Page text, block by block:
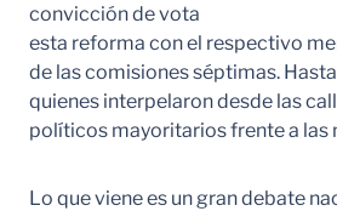
convicción de vota
esta reforma con el respectivo
de las comisiones séptimas.
quienes interpelaron desde las
políticos mayoritarios frente a las
Lo que viene es un gran debate